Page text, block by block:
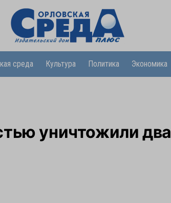
среда Культура Политика Экономика
уничтожили два